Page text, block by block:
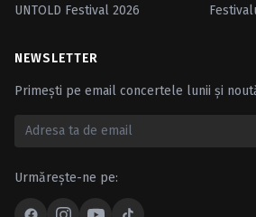
UNTOLD Festival 2026
NEWSLETTER
Primești pe email concertele lunii și
Urmărește-ne pe: